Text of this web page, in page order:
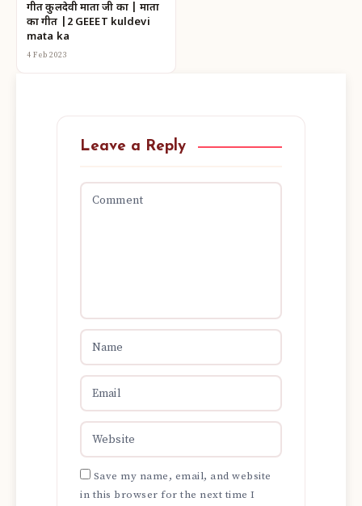
गीत कुलदेवी माता जी का | माता
का गीत |2 GEEET kuldevi
mata ka
4 Feb 2023
Leave a Reply
Save my name, email, and website
in this browser for the next time I